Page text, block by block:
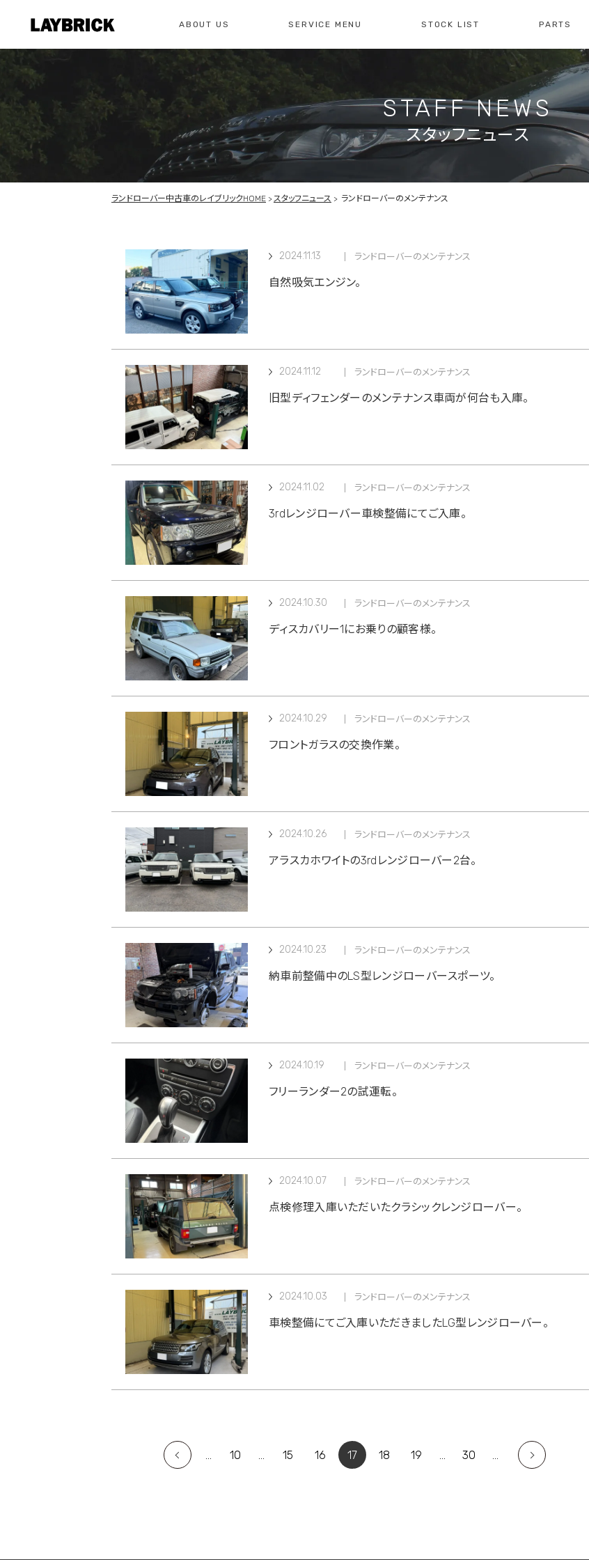
ABOUT US
私たちについて レイブリックについて 店舗紹介
SERVICE MENU
サービスメニュー 修理・整備・故障診断 車検・点検のご案内
STOCK LIST PARTS
お問い合わせ 0561-61-3930
10:00-19:00
総合お問い合わせ
お問い合わせ
お問い合わせ
買取のお問い合わせ
STAFF NEWS
スタッフニュース
ランドローバー中古車のレイブリックHOME スタッフニュース ランドローバーのメンテナンス
2024.11.13 ランドローバーのメンテナンス
自然吸気エンジン。
2024.11.12 ランドローバーのメンテナンス
旧型ディフェンダーのメンテナンス車両が何台も入庫。
2024.11.02 ランドローバーのメンテナンス
3rdレンジローバー車検整備にてご入庫。
2024.10.30 ランドローバーのメンテナンス
ディスカバリー1にお乗りの顧客様。
2024.10.29 ランドローバーのメンテナンス
フロントガラスの交換作業。
2024.10.26 ランドローバーのメンテナンス
アラスカホワイトの3rdレンジローバー2台。
2024.10.23 ランドローバーのメンテナンス
納車前整備中のLS型レンジローバースポーツ。
2024.10.19 ランドローバーのメンテナンス
フリーランダー2の試運転。
2024.10.07 ランドローバーのメンテナンス
点検修理入庫いただいたクラシックレンジローバー。
2024.10.03 ランドローバーのメンテナンス
車検整備にてご入庫いただきましたLG型レンジローバー。
... 10 ... 15 16 17 18 19 ... 30 ...